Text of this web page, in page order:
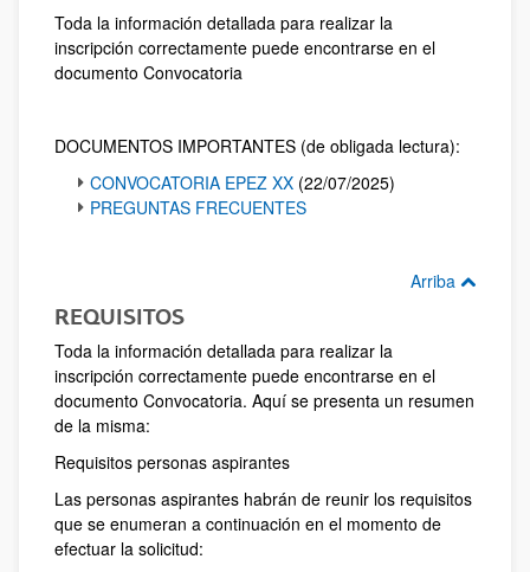
Toda la información detallada para realizar la
inscripción correctamente puede encontrarse en el
documento Convocatoria
DOCUMENTOS IMPORTANTES (de obligada lectura):
CONVOCATORIA EPEZ XX (22/07/2025)
PREGUNTAS FRECUENTES
Arriba
REQUISITOS
Toda la información detallada para realizar la
inscripción correctamente puede encontrarse en el
documento Convocatoria. Aquí se presenta un resumen
de la misma:
Requisitos personas aspirantes​​​
Las personas aspirantes habrán de reunir los requisitos
que se enumeran a continuación en el momento de
efectuar la solicitud: